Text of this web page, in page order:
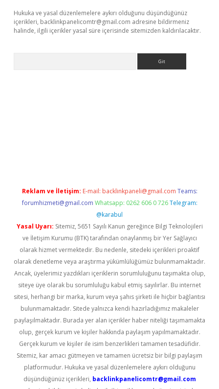
Hukuka ve yasal düzenlemelere aykırı olduğunu düşündüğünüz
içerikleri, backlinkpanelicomtr@gmail.com adresine bildirmeniz
halinde, ilgili içerikler yasal süre içerisinde sitemizden kaldırılacaktır.
Reklam ve İletişim: E-mail: backlinkpaneli@gmail.com Teams:
forumhizmeti@gmail.com Whatsapp: 0262 606 0 726 Telegram:
@karabul
Yasal Uyarı: Sitemiz, 5651 Sayılı Kanun gereğince Bilgi Teknolojileri
ve İletişim Kurumu (BTK) tarafından onaylanmış bir Yer Sağlayıcı
olarak hizmet vermektedir. Bu nedenle, sitedeki içerikleri proaktif
olarak denetleme veya araştırma yükümlülüğümüz bulunmamaktadır.
Ancak, üyelerimiz yazdıkları içeriklerin sorumluluğunu taşımakta olup,
siteye üye olarak bu sorumluluğu kabul etmiş sayılırlar. Bu internet
sitesi, herhangi bir marka, kurum veya şahıs şirketi ile hiçbir bağlantısı
bulunmamaktadır. Sitede yalnızca kendi hazırladığımız makaleler
paylaşılmaktadır. Burada yer alan içerikler haber niteliği taşımamakta
olup, gerçek kurum ve kişiler hakkında paylaşım yapılmamaktadır.
Gerçek kurum ve kişiler ile isim benzerlikleri tamamen tesadüfidir.
Sitemiz, kar amacı gütmeyen ve tamamen ücretsiz bir bilgi paylaşım
platformudur. Hukuka ve yasal düzenlemelere aykırı olduğunu
düşündüğünüz içerikleri, backlinkpanelicomtr@gmail.com